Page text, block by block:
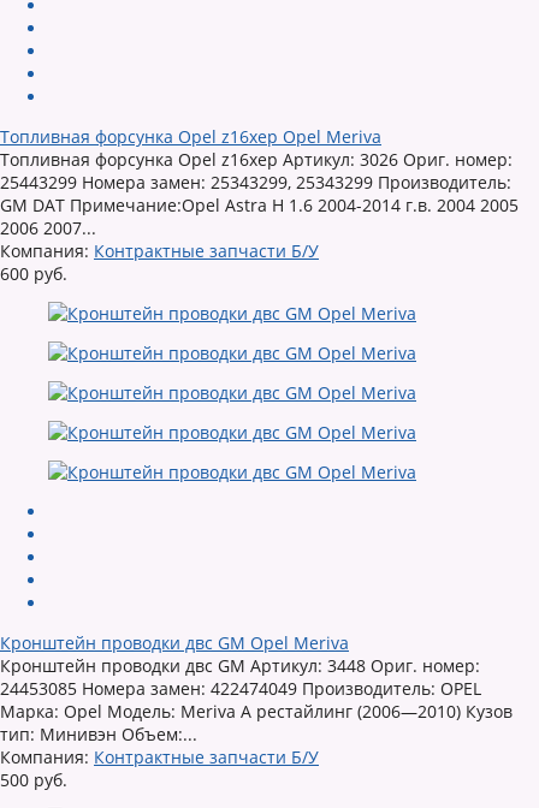
Топливная форсунка Opel z16xep Opel Meriva
Топливная форсунка Opel z16xep Артикул: 3026 Ориг. номер:
25443299 Номера замен: 25343299, 25343299 Производитель:
GM DAT Примечание:Opel Astra H 1.6 2004-2014 г.в. 2004 2005
2006 2007...
Компания: Контрактные запчасти Б/У
600 руб.
Кронштейн проводки двс GM Opel Meriva
Кронштейн проводки двс GM Артикул: 3448 Ориг. номер:
24453085 Номера замен: 422474049 Производитель: OPEL
Марка: Opel Модель: Meriva A рестайлинг (2006—2010) Кузов
тип: Минивэн Объем:...
Компания: Контрактные запчасти Б/У
500 руб.